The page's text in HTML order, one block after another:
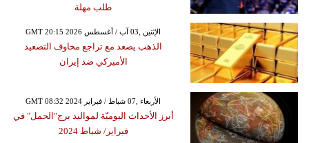
طلب مهلة
GMT 20:15 2026 الإثنين ,03 آب / أغسطس
الذهب يصعد مع تراجع مخاوف التصعيد
الأميركي ضد إيران
GMT 08:32 2024 الأربعاء ,07 شباط / فبراير
أبرز الأحداث اليوميّة لمواليد برج"الحمل" في
فبراير/ شباط 2024